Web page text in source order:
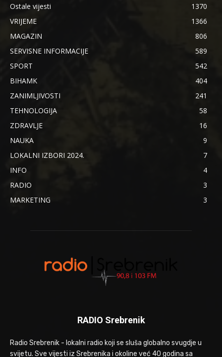
Ostale vijesti
1370
VRIJEME
1366
MAGAZIN
806
SERVISNE INFORMACIJE
589
SPORT
542
BIHAMK
404
ZANIMLJIVOSTI
241
TEHNOLOGIJA
58
ZDRAVLJE
16
NAUKA
9
LOKALNI IZBORI 2024.
7
INFO
4
RADIO
3
MARKETING
3
RADIO Srebrenik
Radio Srebrenik - lokalni radio koji se sluša globalno svugdje u
svijetu. Sve vijesti iz Srebrenika i okoline već 40 godina sa